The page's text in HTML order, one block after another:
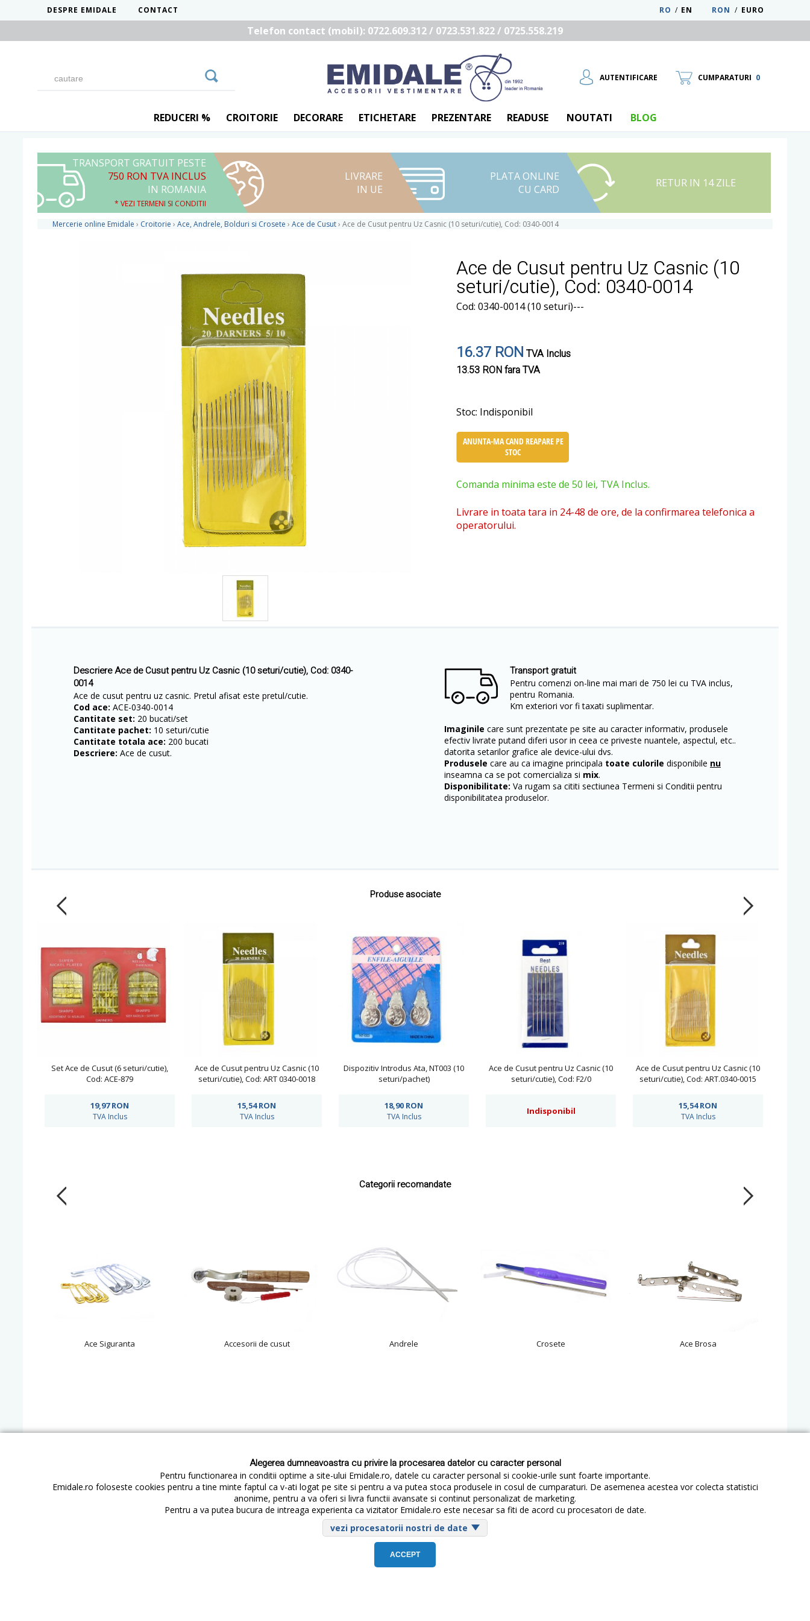
Alegerea dumneavoastra cu privire la procesarea datelor cu caracter personal
Pentru functionarea in conditii optime a site-ului Emidale.ro, datele cu caracter personal si cookie-urile sunt foarte importante.
Emidale.ro foloseste cookies pentru a tine minte faptul ca v-ati logat pe site si pentru a va putea stoca produsele in cosul de cumparaturi. De asemenea acestea vor colecta statistici
anonime, pentru a va oferi si livra functii avansate si continut personalizat de marketing.
Pentru a va putea bucura de intreaga experienta ca vizitator Emidale.ro este necesar sa fiti de acord cu procesatori de date.
vezi procesatorii nostri de date
ACCEPT
DESPRE EMIDALE CONTACT RON / EURO
EN
/
RO
Telefon contact (mobil): 0722.609.312 / 0723.531.822 / 0725.558.219
AUTENTIFICARE
UTILIZATOR NOU
RECUPEREAZA PAROLA
CUMPARATURI 0
REDUCERI % CROITORIE DECORARE ETICHETARE PREZENTARE READUSE NOUTATI BLOG
TRANSPORT GRATUIT PESTE
750 RON TVA INCLUS
IN ROMANIA
* VEZI TERMENI SI CONDITII
LIVRARE
IN UE
PLATA ONLINE
CU CARD
RETUR IN 14 ZILE
Mercerie online Emidale › Croitorie › Ace, Andrele, Bolduri si Crosete › Ace de Cusut› Ace de Cusut pentru Uz Casnic (10 seturi/cutie), Cod: 0340-0014
Ace de Cusut pentru Uz Casnic (10
seturi/cutie), Cod: 0340-0014
Cod: 0340-0014 (10 seturi)---
16.37 RON TVA Inclus
13.53 RONfara TVA
Stoc: Indisponibil
ANUNTA-MA CAND REAPARE PE
STOC
Comanda minima este de 50 lei, TVA Inclus.
Livrare in toata tara in 24-48 de ore, de la confirmarea telefonica a
operatorului.
Descriere Ace de Cusut pentru Uz Casnic (10 seturi/cutie), Cod: 0340-
0014
Ace de cusut pentru uz casnic. Pretul afisat este pretul/cutie.
Cod ace: ACE-0340-0014
Cantitate set: 20 bucati/set
Cantitate pachet: 10 seturi/cutie
Cantitate totala ace: 200 bucati
Descriere: Ace de cusut.
Transport gratuit
Pentru comenzi on-line mai mari de 750 lei cu TVA inclus,
pentru Romania.
Km exteriori vor fi taxati suplimentar.
Imaginile care sunt prezentate pe site au caracter informativ, produsele
efectiv livrate putand diferi usor in ceea ce priveste nuantele, aspectul, etc..
datorita setarilor grafice ale device-ului dvs.
Produsele care au ca imagine principala toate culorile disponibile nu
inseamna ca se pot comercializa si mix.
Disponibilitate: Va rugam sa cititi sectiunea Termeni si Conditii pentru
disponibilitatea produselor.
Produse asociate
Set Ace de Cusut (6 seturi/cutie),
Cod: ACE-879
19,97RON
TVA Inclus
Ace de Cusut pentru Uz Casnic (10
seturi/cutie), Cod: ART 0340-0018
15,54RON
TVA Inclus
Dispozitiv Introdus Ata, NT003 (10
seturi/pachet)
18,90 RON
TVA Inclus
Ace de Cusut pentru Uz Casnic (10
seturi/cutie), Cod: F2/0
Indisponibil
Ace de Cusut pentru Uz Casnic (10
seturi/cutie), Cod: ART.0340-0015
15,54RON
TVA Inclus
Categorii recomandate
Ace Siguranta Accesorii de cusut Andrele Crosete Ace Brosa
Follow Us Abonare Newsletter